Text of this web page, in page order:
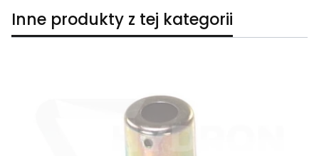
Inne produkty z tej kategorii